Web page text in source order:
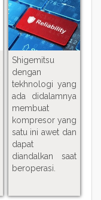
Shigemitsu
dengan
tekhnologi yang
ada didalamnya
membuat
kompresor yang
satu ini awet dan
dapat
diandalkan saat
beroperasi.